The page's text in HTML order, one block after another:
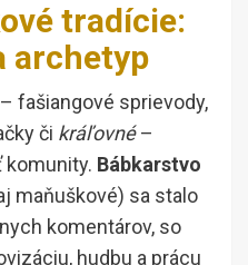
tradície:
archetyp
fašiangové sprievody,
či kráľovné–
komunity. Bábkarstvo
maňuškové) sa stalo
komentárov, so
hudbu a prácu